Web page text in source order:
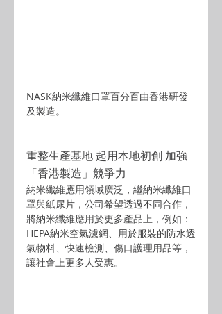
NASK納米纖維口罩百分百由香港研發
及製造。
重整生產基地 起用本地初創 加強
「香港製造」競爭力
納米纖維應用領域廣泛，繼納米纖維口
罩與紙尿片，公司希望透過不同合作，
將納米纖維應用於更多產品上，例如：
HEPA納米空氣濾網、用於服裝的防水透
氣物料、快速檢測、傷口護理用品等，
讓社會上更多人受惠。